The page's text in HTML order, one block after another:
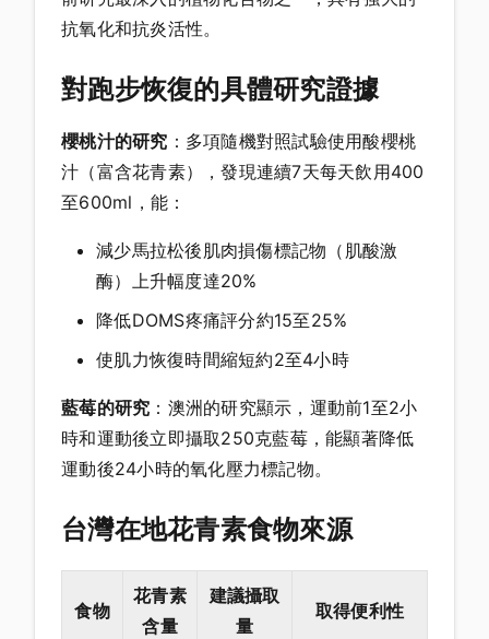
抗氧化和抗炎活性。
對跑步恢復的具體研究證據
櫻桃汁的研究 ：多項隨機對照試驗使用酸櫻桃
汁（富含花青素），發現連續7天每天飲用400
至600ml，能：
減少馬拉松後肌肉損傷標記物（肌酸激
酶）上升幅度達20%
降低DOMS疼痛評分約15至25%
使肌力恢復時間縮短約2至4小時
藍莓的研究 ：澳洲的研究顯示，運動前1至2小
時和運動後立即攝取250克藍莓，能顯著降低
運動後24小時的氧化壓力標記物。
台灣在地花青素食物來源
食物
花青素
含量
建議攝取
量
取得便利性